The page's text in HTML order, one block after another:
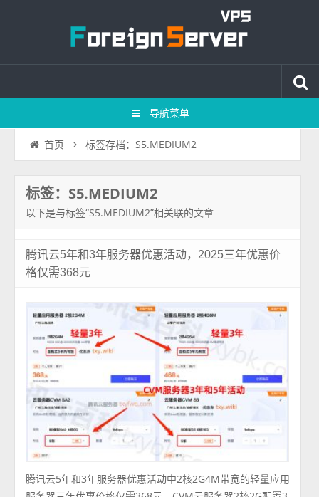
导航菜单
首页 标签存档：S5.MEDIUM2
标签：S5.MEDIUM2
以下是与标签“S5.MEDIUM2”相关联的文章
腾讯云5年和3年服务器优惠活动，2025三年优惠价
格仅需368元
腾讯云5年和3年服务器优惠活动中2核2G4M带宽的轻量应用